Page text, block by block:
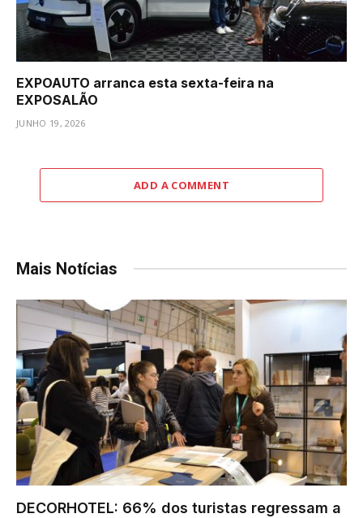
EXPOAUTO arranca esta sexta-feira na
EXPOSALÃO
JUNHO 19, 2026
ADD A COMMENT
Mais Notícias
DECORHOTEL: 66% dos turistas regressam a